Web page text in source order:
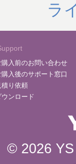
ラ
購入前のお問い合わせ
購入後のサポート窓口
積り依頼
ウンロード
© 2026